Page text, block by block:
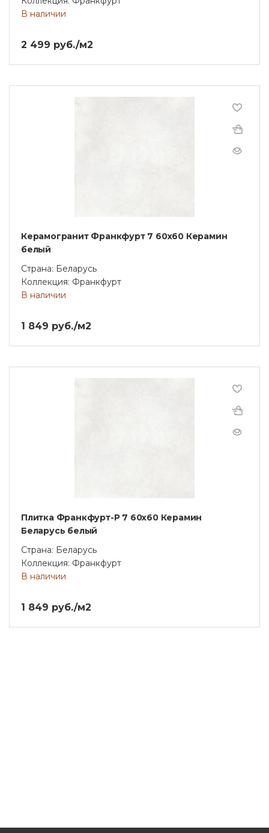
В наличии
2 499 руб./м2
Керамогранит Франкфурт 7 60x60 Керамин
белый
Страна: Беларусь
Коллекция: Франкфурт
В наличии
1 849 руб./м2
Плитка Франкфурт-Р 7 60x60 Керамин
Беларусь белый
Страна: Беларусь
Коллекция: Франкфурт
В наличии
1 849 руб./м2